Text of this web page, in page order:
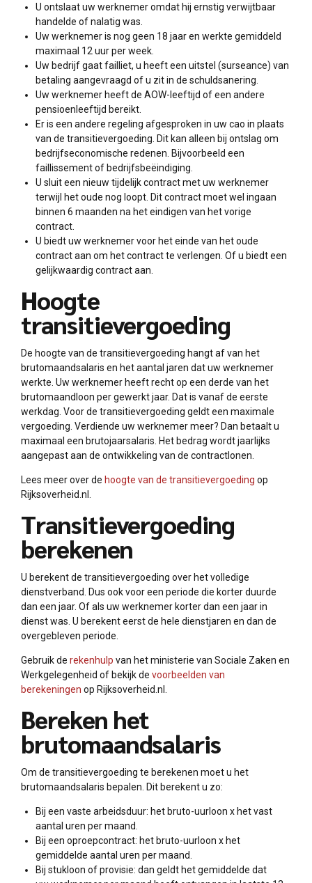
U ontslaat uw werknemer omdat hij ernstig verwijtbaar
handelde of nalatig was.
Uw werknemer is nog geen 18 jaar en werkte gemiddeld
maximaal 12 uur per week.
Uw bedrijf gaat failliet, u heeft een uitstel (surseance) van
betaling aangevraagd of u zit in de schuldsanering.
Uw werknemer heeft de AOW-leeftijd of een andere
pensioenleeftijd bereikt.
Er is een andere regeling afgesproken in uw cao in plaats
van de transitievergoeding. Dit kan alleen bij ontslag om
bedrijfseconomische redenen. Bijvoorbeeld een
faillissement of bedrijfsbeëindiging.
U sluit een nieuw tijdelijk contract met uw werknemer
terwijl het oude nog loopt. Dit contract moet wel ingaan
binnen 6 maanden na het eindigen van het vorige
contract.
U biedt uw werknemer voor het einde van het oude
contract aan om het contract te verlengen. Of u biedt een
gelijkwaardig contract aan.
Hoogte
transitievergoeding
De hoogte van de transitievergoeding hangt af van het
brutomaandsalaris en het aantal jaren dat uw werknemer
werkte. Uw werknemer heeft recht op een derde van het
brutomaandloon per gewerkt jaar. Dat is vanaf de eerste
werkdag. Voor de transitievergoeding geldt een maximale
vergoeding. Verdiende uw werknemer meer? Dan betaalt u
maximaal een brutojaarsalaris. Het bedrag wordt jaarlijks
aangepast aan de ontwikkeling van de contractlonen.
Lees meer over de hoogte van de transitievergoeding op
Rijksoverheid.nl.
Transitievergoeding
berekenen
U berekent de transitievergoeding over het volledige
dienstverband. Dus ook voor een periode die korter duurde
dan een jaar. Of als uw werknemer korter dan een jaar in
dienst was. U berekent eerst de hele dienstjaren en dan de
overgebleven periode.
Gebruik de rekenhulp van het ministerie van Sociale Zaken en
Werkgelegenheid of bekijk de voorbeelden van
berekeningen op Rijksoverheid.nl.
Bereken het
brutomaandsalaris
Om de transitievergoeding te berekenen moet u het
brutomaandsalaris bepalen. Dit berekent u zo:
Bij een vaste arbeidsduur: het bruto-uurloon x het vast
aantal uren per maand.
Bij een oproepcontract: het bruto-uurloon x het
gemiddelde aantal uren per maand.
Bij stukloon of provisie: dan geldt het gemiddelde dat